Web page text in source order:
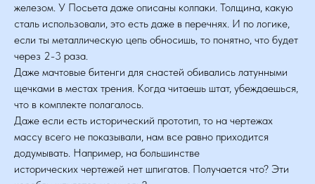
железом. У Посьета даже описаны колпаки. Толщина, какую
сталь использовали, это есть даже в перечнях. И по логике,
если ты металлическую цепь обносишь, то понятно, что будет
через 2-3 раза.
Даже мачтовые битенги для снастей обивались латунными
щечками в местах трения. Когда читаешь штат, убеждаешься,
что в комплекте полагалось.
Даже если есть исторический прототип, то на чертежах
массу всего не показывали, нам все равно приходится
додумывать. Например, на большинстве
исторических чертежей нет шпигатов. Получается что? Эти